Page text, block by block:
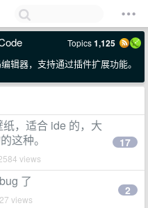
Topics1,125
辑器，支持通过插件扩展功能。
，适合 ide 的，大
这种。
views
17
了
views
2